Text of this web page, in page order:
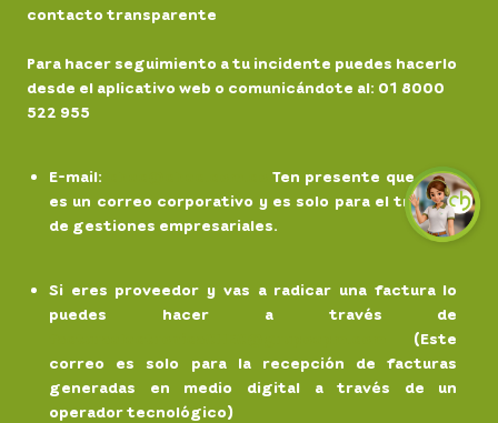
contacto transparente
Para hacer seguimiento a tu incidente puedes hacerlo
desde el aplicativo web o comunicándote al: 01 8000
522 955
E-mail:
Ten presente que este
es un correo corporativo y es solo para el trámite
de gestiones empresariales.
Si eres proveedor y vas a radicar una factura lo
puedes hacer a través de
(Este
correo es solo para la recepción de facturas
generadas en medio digital a través de un
operador tecnológico)